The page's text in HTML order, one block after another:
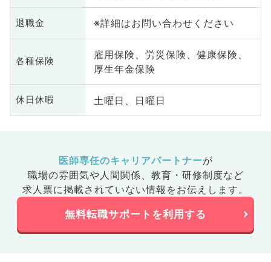
腸・肛門外科、産業医、脊髄・脊
椎外科
退職金 ※詳細はお問い合わせください
各種保険
雇用保険、労災保険、健康保険、
厚生年金保険
休日休暇 土曜日、日曜日
医師専任のキャリアパートナーが
職場の雰囲気や人間関係、 教育・研修制度など
求人票に掲載されていない情報をお伝えします。
無料転職サポートを利用する